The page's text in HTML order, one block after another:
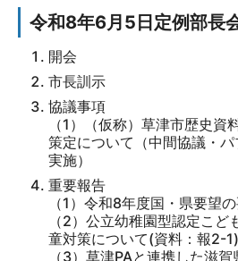
令和8年6月5日定例部長
開会
市長訓示
協議事項
（1）（仮称）草津市歴史資
策定について（中間協議・
実施）
重要報告
（1）令和8年度国・県要望
（2）公立幼稚園型認定こど
童対策について(資料：報2-1)
（3）草津PAと連携した滋